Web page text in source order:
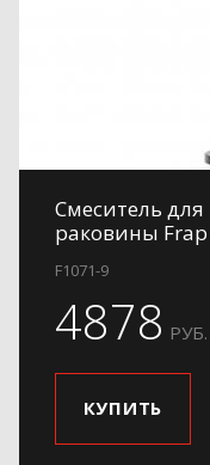
Смеситель для
раковины Frap
F1071-9
4878 РУБ.
КУПИТЬ